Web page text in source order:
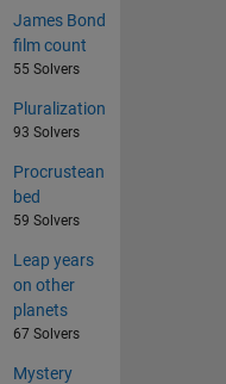
James Bond
film count
55 Solvers
Pluralization
93 Solvers
Procrustean
bed
59 Solvers
Leap years
on other
planets
67 Solvers
Mystery